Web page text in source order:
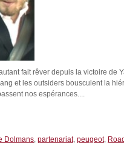
fait rêver depuis la victoire de
et les outsiders bousculent la
nos espérances....
Dolmans, partenariat, peugeot,